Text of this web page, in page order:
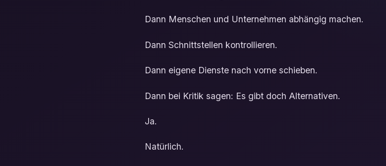
Dann Menschen und Unternehmen abhängig machen.
Dann Schnittstellen kontrollieren.
Dann eigene Dienste nach vorne schieben.
Dann bei Kritik sagen: Es gibt doch Alternativen.
Ja.
Natürlich.